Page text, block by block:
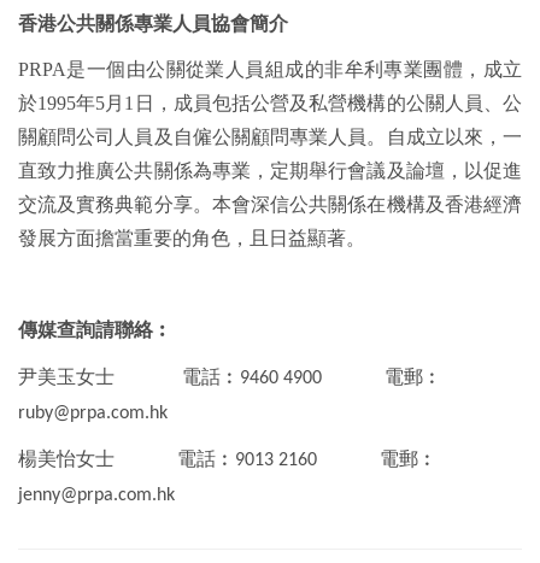
香港公共關係專業人員協會簡介
PRPA是一個由公關從業人員組成的非牟利專業團體，成立
於1995年5月 1 日，成員包括公營及私營機構的公關人員、公
關顧問公司人員及自僱公關顧問專業人員。自成立以來，一
直致力推廣公共關係為專業，定期舉行會議及論壇，以促進
交流及實務典範分享。本會深信公共關係在機構及香港經濟
發展方面擔當重要的角色，且日益顯著。
傳媒查詢請聯絡︰
尹美玉女士
電話︰9460 4900 電郵︰
ruby@prpa.com.hk
楊美怡女士
電話︰9013 2160 電郵︰
jenny@prpa.com.hk